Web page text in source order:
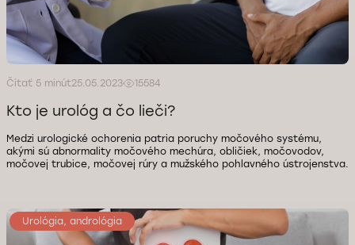
Čítať 5 minút25.05.2023 15584
Kto je urológ a čo lieči?
Medzi urologické ochorenia patria poruchy močového systému,
akými sú abnormality močového mechúra, obličiek, močovodov,
močovej trubice, močovej rúry a mužského pohlavného ústrojenstva.
Urológia, andrológia